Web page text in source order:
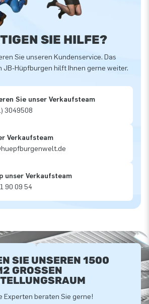
SIE HILFE?
Sie unseren Kundenservice. Das
JB-Hüpfburgen hilft Ihnen gerne weiter.
Sie unser Verkaufsteam
3049508
Verkaufsteam
unser Verkaufsteam
90 09 54
SIE UNSEREN 1500
GROSSEN A
Experten beraten Sie gerne!